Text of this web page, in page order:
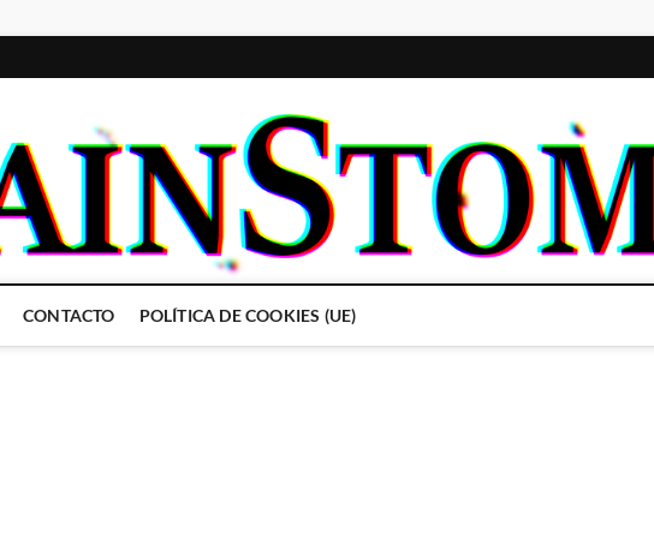
CONTACTO POLÍTICA DE COOKIES (UE)